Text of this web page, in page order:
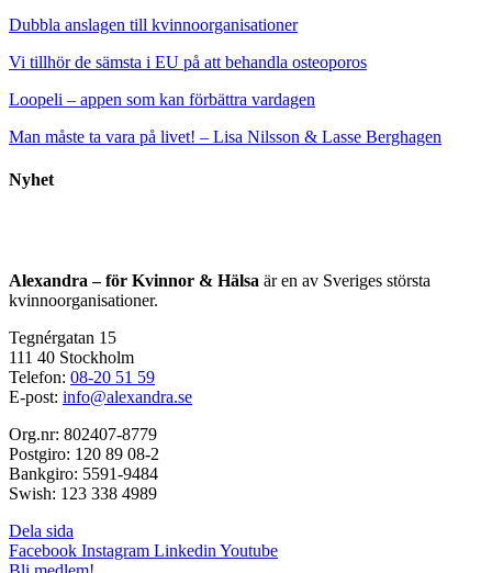
Dubbla anslagen till kvinnoorganisationer
Vi tillhör de sämsta i EU på att behandla osteoporos
Loopeli – appen som kan förbättra vardagen
Man måste ta vara på livet! – Lisa Nilsson & Lasse Berghagen
Nyhet
Alexandra – för Kvinnor & Hälsa är en av Sveriges största
kvinnoorganisationer.
Tegnérgatan 15
111 40 Stockholm
Telefon: 08-20 51 59
E-post: info@alexandra.se
Org.nr: 802407-8779
Postgiro: 120 89 08-2
Bankgiro: 5591-9484
Swish: 123 338 4989
Dela sida
Facebook Instagram Linkedin Youtube